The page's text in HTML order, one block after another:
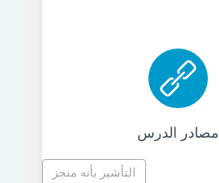
مصادر الدرس
رابط الكتروني
التأشير بأنه منجز